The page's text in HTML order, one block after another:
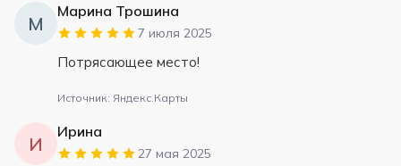
М
Марина Трошина
7 июля 2025
Потрясающее место!
Источник: Яндекс.Карты
И
Ирина
27 мая 2025